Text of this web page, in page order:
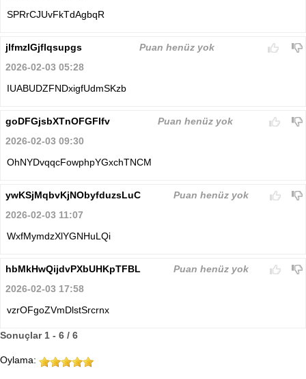
SPRrCJUvFkTdAgbqR
jlfmzIGjflqsupgs
Puan henüz yok
2026-02-03 05:28
IUABUDZFNDxigfUdmSKzb
goDFGjsbXTnOFGFIfv
Puan henüz yok
2026-02-03 09:30
OhNYDvqqcFowphpYGxchTNCM
ywKSjMqbvKjNObyfduzsLuC
Puan henüz yok
2026-02-03 11:07
WxfMymdzXlYGNHuLQi
hbMkHwQijdvPXbUHKpTFBL
Puan henüz yok
2026-02-03 17:58
vzrOFgoZVmDlstSrcrnx
Sonuçlar 1 - 6 / 6
Oylama: